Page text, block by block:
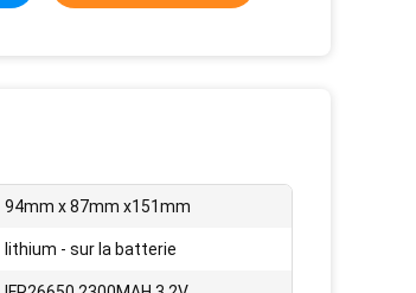
94mm x 87mm x151mm
lithium - sur la batterie